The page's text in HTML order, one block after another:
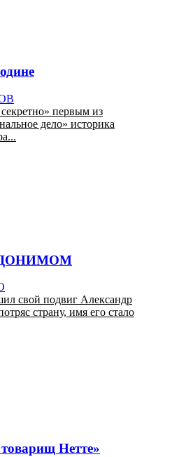
первым из
дело» историка
свой подвиг Александр
страну, имя его стало
Нетте»